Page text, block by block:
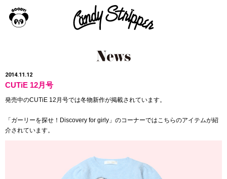
2014.11.12
CUTiE 12月号
発売中のCUTiE 12月号では冬物新作が掲載されています。
「ガーリーを探せ！Discovery for girly」のコーナーではこちらのアイテムが紹
介されています。